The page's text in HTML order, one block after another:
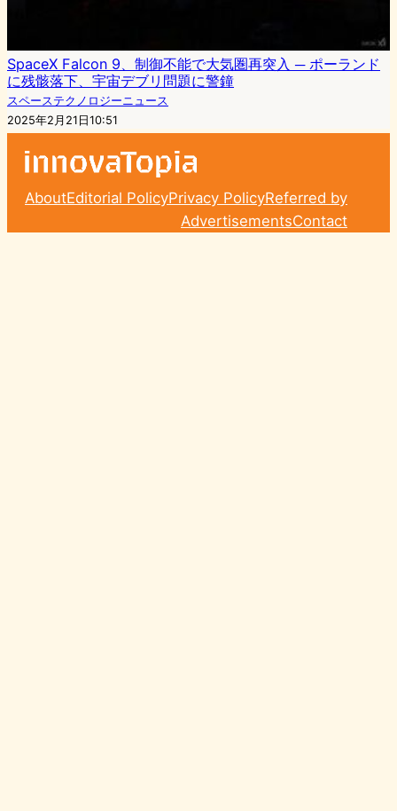
SpaceX Falcon 9、制御不能で大気圏再突入 ─ ポーランド
に残骸落下、宇宙デブリ問題に警鐘
スペーステクノロジーニュース
2025年2月21日10:51
AboutEditorial PolicyPrivacy PolicyReferred by
AdvertisementsContact